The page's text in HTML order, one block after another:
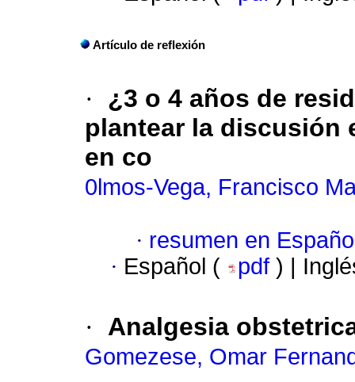
Artículo de reflexión
·
¿3 o 4 años de
plantear la discusión
en co
0lmos-Vega, Francisco
· resumen en
· Español ( pdf ) |
· Analgesia
Gomezese, Omar